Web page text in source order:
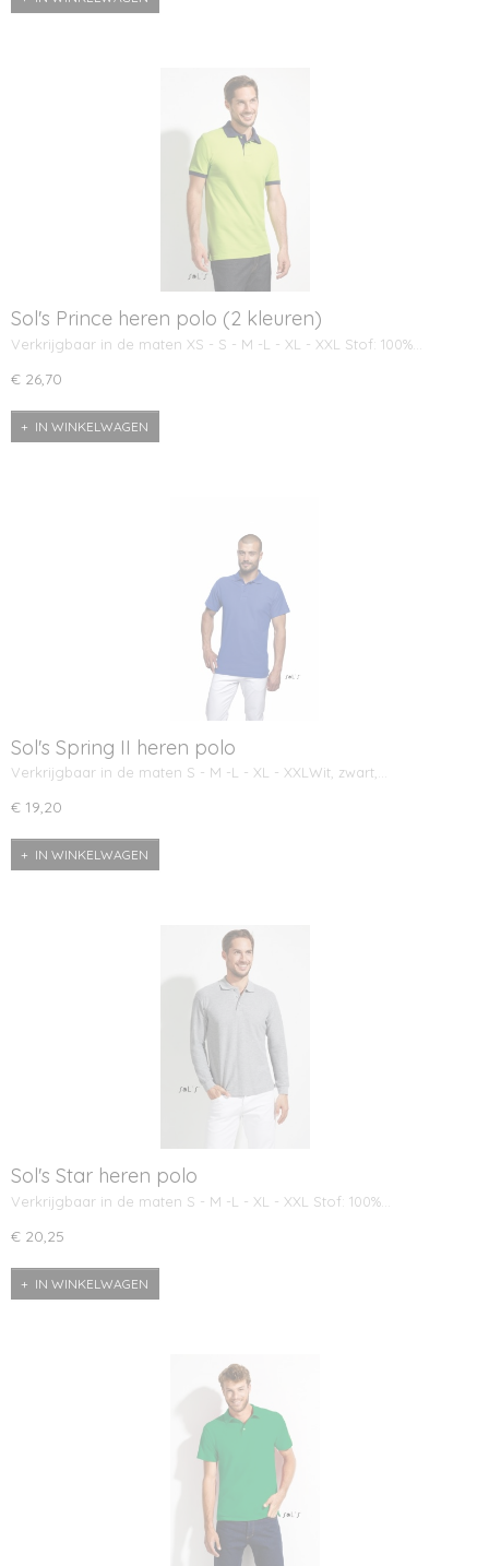
Sol's Prince heren polo (2 kleuren)
Verkrijgbaar in de maten XS - S - M -L - XL - XXL Stof: 100%…
€ 26,70
IN WINKELWAGEN
Sol's Spring II heren polo
Verkrijgbaar in de maten S - M -L - XL - XXLWit, zwart,…
€ 19,20
IN WINKELWAGEN
Sol's Star heren polo
Verkrijgbaar in de maten S - M -L - XL - XXL Stof: 100%…
€ 20,25
IN WINKELWAGEN